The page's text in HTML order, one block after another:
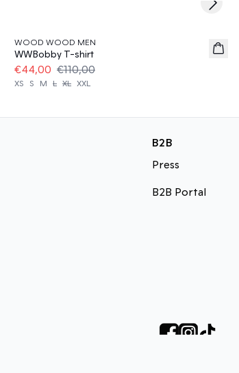
WOOD WOOD MEN
WWBobby T-shirt
€44,00 €110,00
XS S M L XL XXL
Next
B2B
Press
B2B Portal